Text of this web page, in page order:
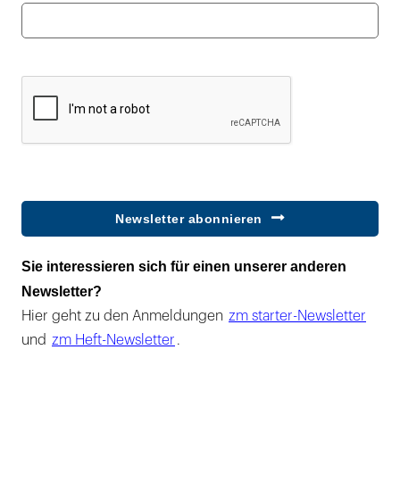
Newsletter abonnieren
Sie interessieren sich für einen unserer anderen
Newsletter?
Hier geht zu den Anmeldungen zm starter-Newsletter
und zm Heft-Newsletter .